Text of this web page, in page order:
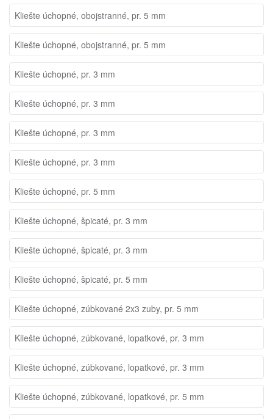
Kliešte úchopné, obojstranné, pr. 5 mm
Kliešte úchopné, obojstranné, pr. 5 mm
Kliešte úchopné, pr. 3 mm
Kliešte úchopné, pr. 3 mm
Kliešte úchopné, pr. 3 mm
Kliešte úchopné, pr. 3 mm
Kliešte úchopné, pr. 5 mm
Kliešte úchopné, špicaté, pr. 3 mm
Kliešte úchopné, špicaté, pr. 3 mm
Kliešte úchopné, špicaté, pr. 5 mm
Kliešte úchopné, zúbkované 2x3 zuby, pr. 5 mm
Kliešte úchopné, zúbkované, lopatkové, pr. 3 mm
Kliešte úchopné, zúbkované, lopatkové, pr. 3 mm
Kliešte úchopné, zúbkované, lopatkové, pr. 5 mm